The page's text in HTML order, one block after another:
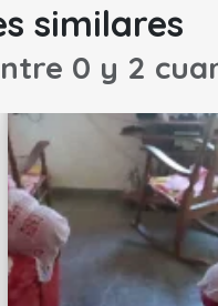
similares
0 y 2